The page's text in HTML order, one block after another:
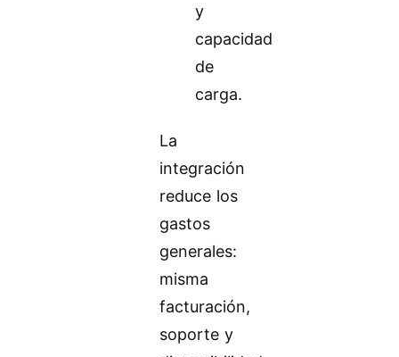
y
capacidad
de
carga.
La
integración
reduce los
gastos
generales:
misma
facturación,
soporte y